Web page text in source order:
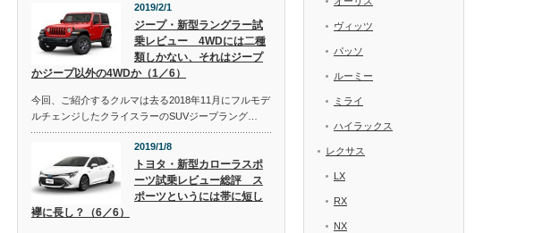
2019/2/1
ジープ・新型ラングラー試
乗レビュー 4WDには二種
類しかない、それはジープ
かジープ以外の4WDか（1／6）
今回、ご紹介するクルマは去る2018年11月にフルモデ
ルチェンジしたクライスラーのSUVジープラング…
2019/1/8
トヨタ・新型カローラスポ
ーツ試乗レビュー総評 ス
ポーツというには帯に短し
襷に長し？（6／6）
ヴィッツ
パッソ
ルーミー
ミライ
ハイラックス
レクサス
LX
RX
NX